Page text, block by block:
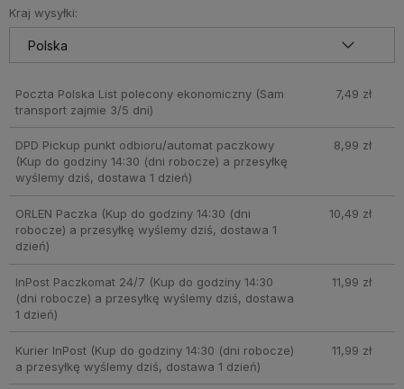
Kraj wysyłki:
Poczta Polska List polecony ekonomiczny (Sam
transport zajmie 3/5 dni)
7,49 zł
DPD Pickup punkt odbioru/automat paczkowy
(Kup do godziny 14:30 (dni robocze) a przesyłkę
wyślemy dziś, dostawa 1 dzień)
8,99 zł
ORLEN Paczka (Kup do godziny 14:30 (dni
robocze) a przesyłkę wyślemy dziś, dostawa 1
dzień)
10,49 zł
InPost Paczkomat 24/7 (Kup do godziny 14:30
(dni robocze) a przesyłkę wyślemy dziś, dostawa
1 dzień)
11,99 zł
Kurier InPost(Kup do godziny 14:30 (dni robocze)
a przesyłkę wyślemy dziś, dostawa 1 dzień)
11,99 zł